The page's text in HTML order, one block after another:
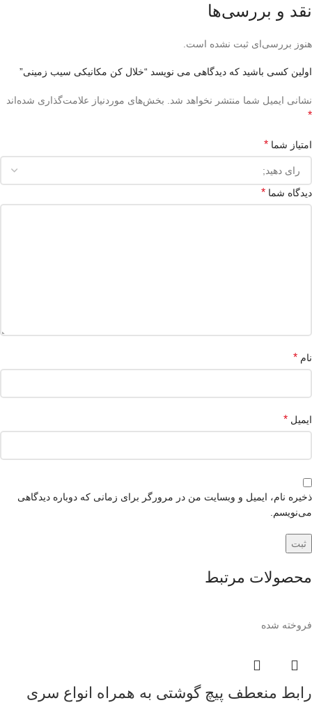
نقد و بررسی‌ها
هنوز بررسی‌ای ثبت نشده است.
اولین کسی باشید که دیدگاهی می نویسد “خلال کن مکانیکی سیب زمینی”
نشانی ایمیل شما منتشر نخواهد شد. بخش‌های موردنیاز علامت‌گذاری شده‌اند
*
امتیاز شما *
دیدگاه شما *
نام *
ایمیل *
ذخیره نام، ایمیل و وبسایت من در مرورگر برای زمانی که دوباره دیدگاهی
می‌نویسم.
محصولات مرتبط
فروخته شده
رابط منعطف پیچ گوشتی به همراه انواع سری